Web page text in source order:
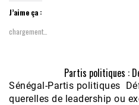
J’aime ça :
chargement…
Partis politiques :
Sénégal-Partis politiques
querelles de leadership ou